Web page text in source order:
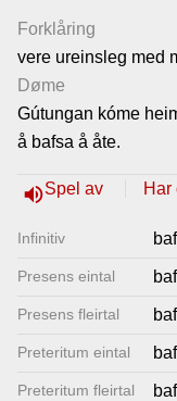
Forklåring
vere ureinsleg med
Døme
Gútungan kóme
å bafsa å åte.
volume_upSpel av Har
Infinitiv
Presens eintal
Presens fleirtal
Preteritum eintal
Preteritum fleirtal
vallemålet
Gjestebok
Lenkjer
Kontakt
oss